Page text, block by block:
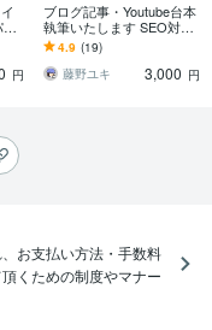
円
ブログ記事・Youtube台本
執筆いたします SEO対策
ブログ記事、Youtube台
本、リライト承ります！
4.9 (19)
藤野ユキ
3,000 円
お支払い方法・手数料
くための制度やマナー